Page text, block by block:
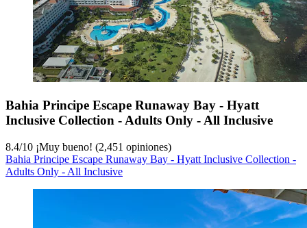
Bahia Principe Escape Runaway Bay - Hyatt
Inclusive Collection - Adults Only - All Inclusive
8.4/10 ¡Muy bueno! (2,451 opiniones)
Bahia Principe Escape Runaway Bay - Hyatt Inclusive Collection -
Adults Only - All Inclusive